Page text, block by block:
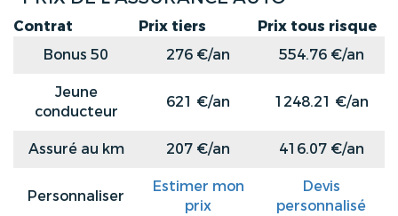
Contrat Prix tiers
Prix tous risque
Bonus 50
276 €/an
554.76 €/an
Jeune
conducteur
621 €/an 1248.21 €/an
Assuré au km 207 €/an 416.07 €/an
Personnaliser
Estimer mon
prix
Devis
personnalisé